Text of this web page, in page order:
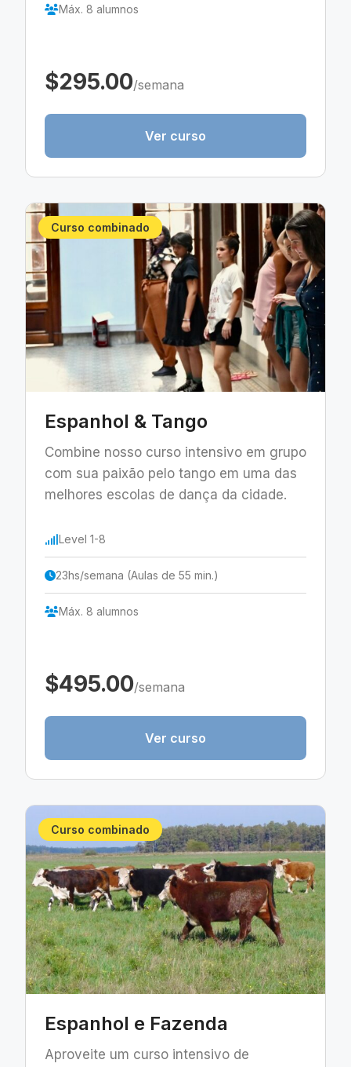
Máx. 8 alumnos
$295.00/semana
Ver curso
Curso combinado
Espanhol & Tango
Combine nosso curso intensivo em grupo
com sua paixão pelo tango em uma das
melhores escolas de dança da cidade.
Level 1-8
23hs/semana (Aulas de 55 min.)
Máx. 8 alumnos
$495.00/semana
Ver curso
Curso combinado
Espanhol e Fazenda
Aproveite um curso intensivo de